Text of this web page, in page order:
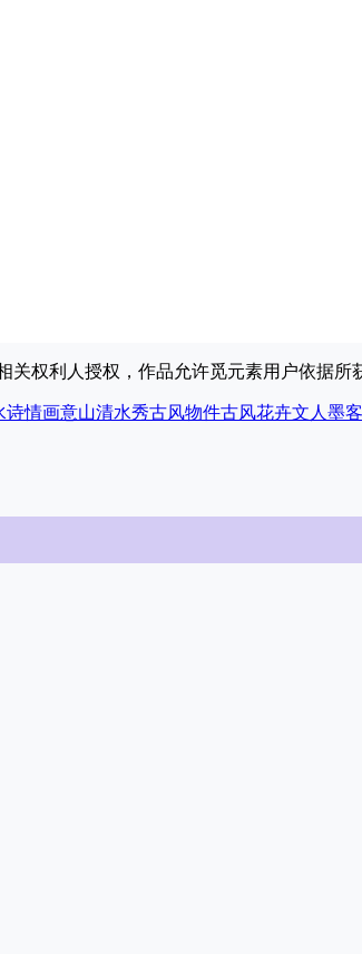
权利人授权，作品允许觅元素用户依据所
诗情画意山清水秀古风物件古风花卉文人墨客